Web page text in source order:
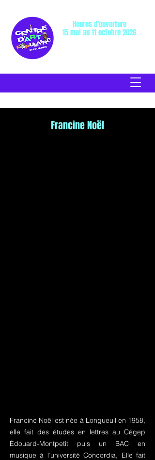
Heures d'ouverture
15 mai au 11 octobre 2026
Francine Noël
Francine Noël est née à Longueuil en 1958,
elle fait des études en lettres au Cégep
Édouard-Montpetit puis un BAC en
musique à l’université Concordia, Elle fait